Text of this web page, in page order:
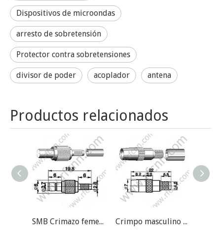
Dispositivos de microondas
arresto de sobretensión
Protector contra sobretensiones
divisor de poder acoplador antena
Productos relacionados
SMB Crimazo femenino para RG174 RF Conector Crimpo masculino SMB para el conector RG58 RF